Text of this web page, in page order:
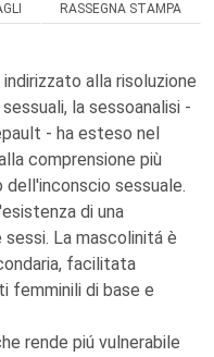
RASSEGNA STAMPA
alla risoluzione
la sessoanalisi -
- ha esteso nel
comprensione più
sessuale.
di una
La mascolinitá è
facilitata
femminili di base e
rende piú vulnerabile